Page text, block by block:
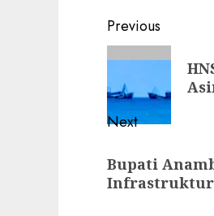
Post
navigation
Previous
Previous
post:
Next
post:
Bupati
Infrastruktur